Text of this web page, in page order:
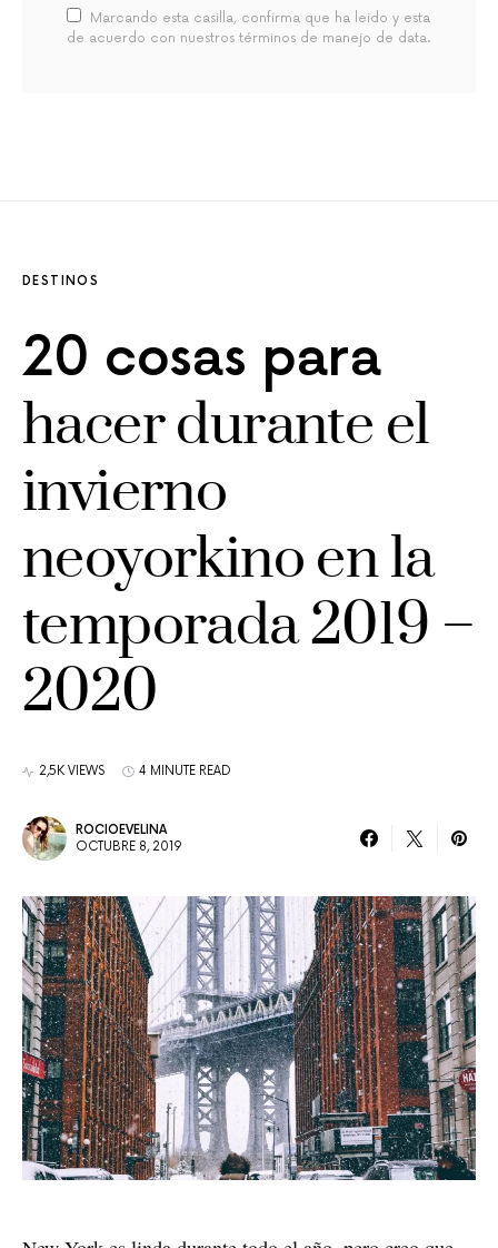
Marcando esta casilla, confirma que ha leido y esta
de acuerdo con nuestros términos de manejo de data.
DESTINOS
20 cosas para
hacer durante el
invierno
neoyorkino en la
temporada 2019 –
2020
2,5K VIEWS 4 MINUTE READ
ROCIOEVELINA
OCTUBRE 8, 2019